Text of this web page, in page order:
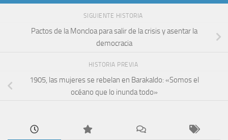
SIGUIENTE HISTORIA
Pactos de la Moncloa para salir de la crisis y asentar la
democracia
HISTORIA PREVIA
1905, las mujeres se rebelan en Barakaldo: «Somos el
océano que lo inunda todo»